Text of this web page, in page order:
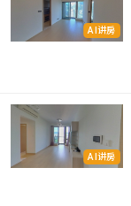
AI讲房
AI讲房